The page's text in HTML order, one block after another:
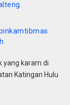
yang karam di
Katingan Hulu